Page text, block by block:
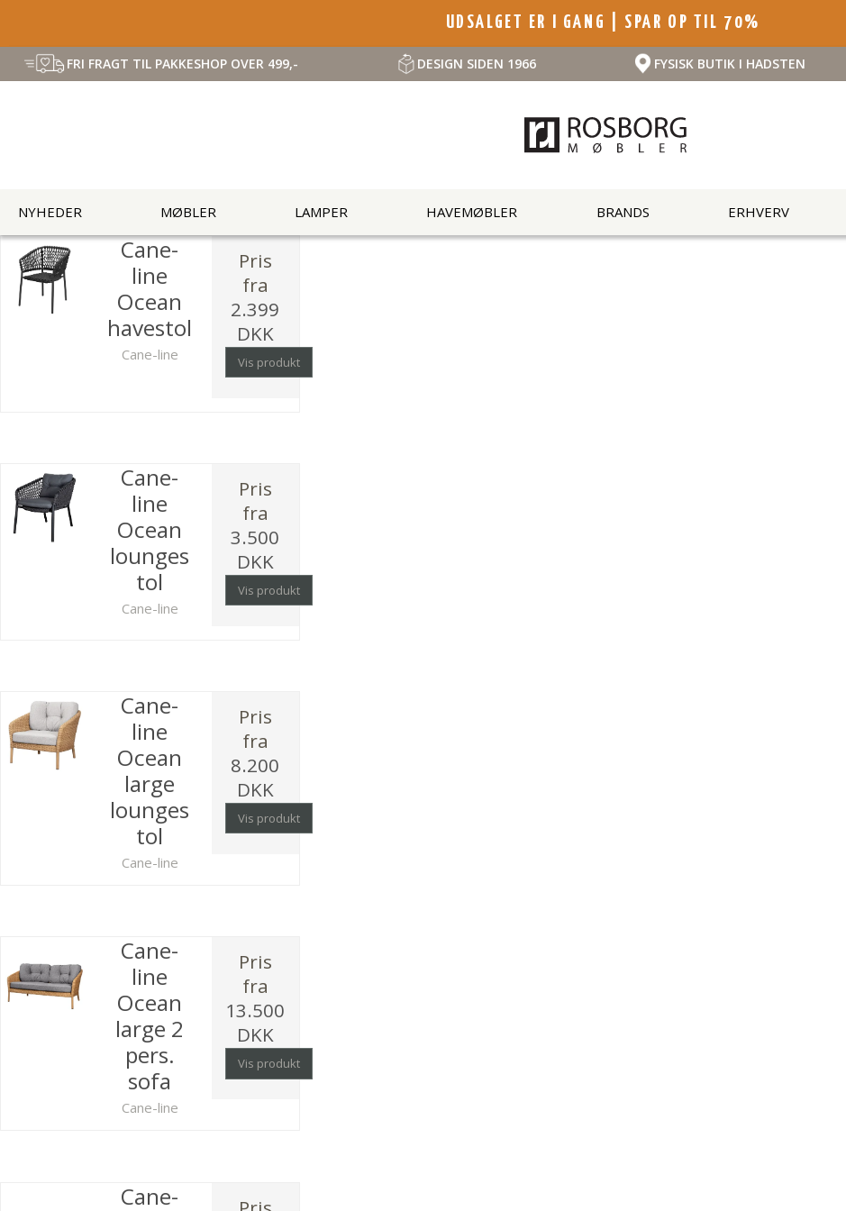
UDSALGET ER I GANG | SPAR OP TIL 70%
FRI FRAGT TIL PAKKESHOP OVER 499,- DESIGN SIDEN 1966 FYSISK BUTIK I HADSTEN
NYHEDER MØBLER LAMPER HAVEMØBLER BRANDS ERHVERV
Cane-
line
Ocean
havestol
Cane-line
Pris
fra
2.399
DKK
Vis produkt
Cane-
line
Ocean
lounges
tol
Cane-line
Pris
fra
3.500
DKK
Vis produkt
Cane-
line
Ocean
large
lounges
tol
Cane-line
Pris
fra
8.200
DKK
Vis produkt
Cane-
line
Ocean
large 2
pers.
sofa
Cane-line
Pris
fra
13.500
DKK
Vis produkt
Cane-